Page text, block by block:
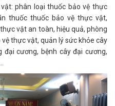
phân loại thuốc bảo vệ thực
thuốc thuốc bảo vệ thực vật,
vật an toàn, hiệu quả, phòng
thực vật, quản lý sức khỏe cây
cương, bệnh cây đại cương,